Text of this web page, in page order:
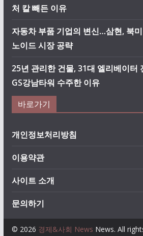
처 칼 빼든 이유
자동차 부품 기업의 변신…삼현, 북
노이드 시장 공략
25년 관리한 건물, 31대 엘리베이터
GS강남타워 수주한 이유
바로가기
개인정보처리방침
이용약관
사이트 소개
문의하기
© 2026 경제&사회 News News. All